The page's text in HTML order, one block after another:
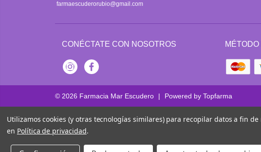
farmaescuderorubio@gmail.com
CONÉCTATE CON NOSOTROS
InstagramFacebook
© 2026 Farmacia Mar Escudero | Powered by Topfarma
Utilizamos cookies (y otras tecnologías similares) para recopilar datos a fin
en Política de privacidad.